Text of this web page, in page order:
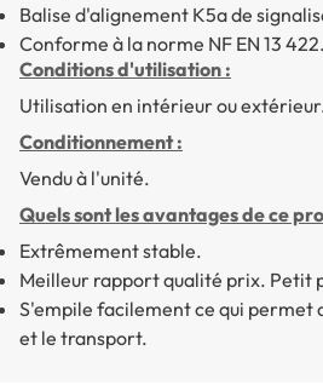
Balise d'alignement K5a de
Conforme à la norme NF EN 13 422.
Conditions d'utilisation :
Utilisation en intérieur ou
Conditionnement :
Vendu à l'unité.
Quels sont les avantages de ce
Extrêmement stable.
Meilleur rapport qualité prix. Petit
S'empile facilement ce qui permet
et le transport.